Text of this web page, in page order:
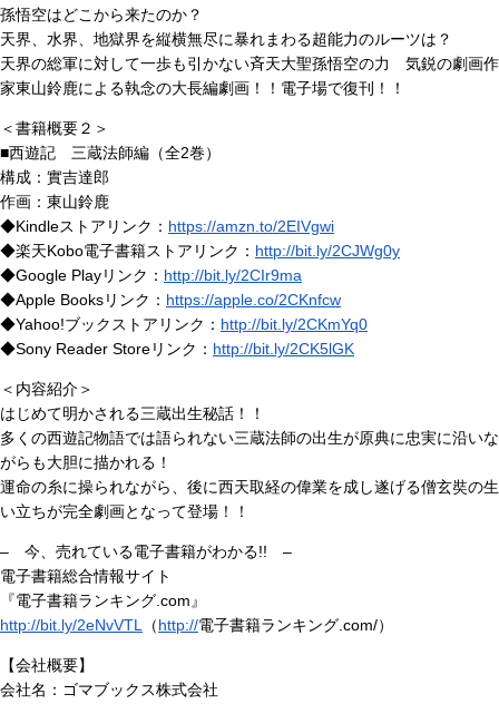
孫悟空はどこから来たのか？
天界、水界、地獄界を縦横無尽に暴れまわる超能力のルーツは？
天界の総軍に対して一歩も引かない斉天大聖孫悟空の力 気鋭の劇画作
家東山鈴鹿による執念の大長編劇画！！電子場で復刊！！
＜書籍概要２＞
■西遊記 三蔵法師編（全2巻）
構成：實吉達郎
作画：東山鈴鹿
◆Kindleストアリンク： https://amzn.to/2EIVgwi
◆楽天Kobo電子書籍ストアリンク： http://bit.ly/2CJWg0y
◆Google Playリンク： http://bit.ly/2CIr9ma
◆Apple Booksリンク： https://apple.co/2CKnfcw
◆Yahoo!ブックストアリンク： http://bit.ly/2CKmYq0
◆Sony Reader Storeリンク： http://bit.ly/2CK5lGK
＜内容紹介＞
はじめて明かされる三蔵出生秘話！！
多くの西遊記物語では語られない三蔵法師の出生が原典に忠実に沿いな
がらも大胆に描かれる！
運命の糸に操られながら、後に西天取経の偉業を成し遂げる僧玄奘の生
い立ちが完全劇画となって登場！！
– 今、売れている電子書籍がわかる!! –
電子書籍総合情報サイト
『電子書籍ランキング.com』
http://bit.ly/2eNvVTL
（http://電子書籍ランキング.com/）
【会社概要】
会社名：ゴマブックス株式会社